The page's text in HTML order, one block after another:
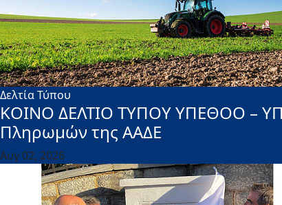
Δελτία Τύπου
ΚΟΙΝΟ ΔΕΛΤΙΟ ΤΥΠΟΥ ΥΠΕΘΟΟ –
Πληρωμών της ΑΑΔΕ
Αυγ 02, 2026